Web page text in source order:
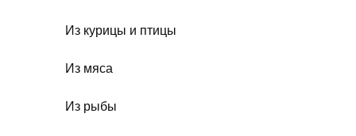
Из курицы и птицы
Из мяса
Из рыбы